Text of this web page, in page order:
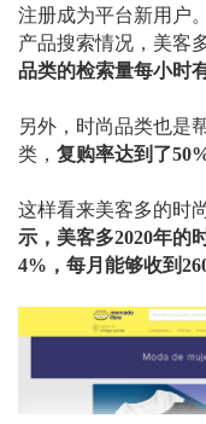
注册成为平台新用户
产品搜索情况，美客
品类的检索量每小时
另外，时尚品类也是
类， 复购率达到了
这样看来美客多的时
示，美客多2020年的
4%，每月能够收到